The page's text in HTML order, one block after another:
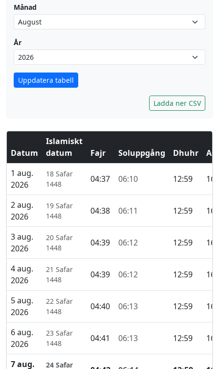
Månad
År
Uppdatera tabell
Ladda ner CSV
Datum
Islamiskt
datum
Fajr Soluppgång Dhuhr
Asr
1 aug.
2026
18 Safar
1448
04:37 06:10 12:59
2 aug.
2026
19 Safar
1448
04:38 06:11 12:59
3 aug.
2026
20 Safar
1448
04:39 06:12 12:59
4 aug.
2026
21 Safar
1448
04:39 06:12 12:59
5 aug.
2026
22 Safar
1448
04:40 06:13 12:59
6 aug.
2026
23 Safar
1448
04:41 06:13 12:59
7 aug. 24 Safar